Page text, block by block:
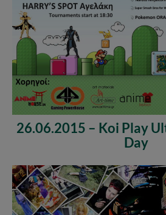
26.06.2015 – Koi Play
Day